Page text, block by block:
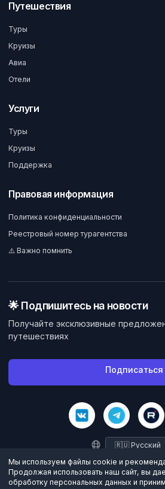
Путешествия
Туры
Круизы
Авиа
Отели
Услуги
Туры
Круизы
Поддержка
Правовая информация
Политика конфиденциальности
Реестровый номер турагентства
⚠️ Важно помнить
🌟 Подпишитесь на новости
Получайте эксклюзивные
путешествиях
Подписаться
©2026Велес Вояж. Все
Мы используем файлы cookie и
Продолжая использовать наш сайт, вы
обработку персональных данных и